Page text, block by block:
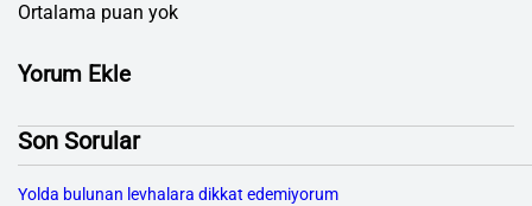
Ortalama puan yok
Yorum Ekle
Son Sorular
Yolda bulunan levhalara dikkat edemiyorum